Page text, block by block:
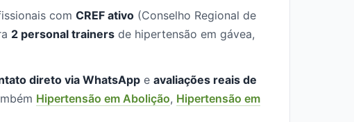
com CREF ativo (Conselho Regional de
2 personal trainers de hipertensão em gávea,
direto via WhatsApp e avaliações reais de
Hipertensão em Abolição, Hipertensão em